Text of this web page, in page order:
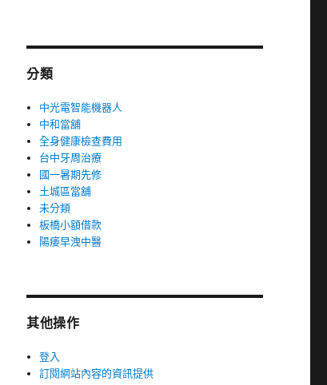
分類
中光電智能機器人
中和當舖
全身健康檢查費用
台中牙周治療
國一暑期先修
土城區當舖
未分類
板橋小額借款
陽痿早洩中醫
其他操作
登入
訂閱網站內容的資訊提供